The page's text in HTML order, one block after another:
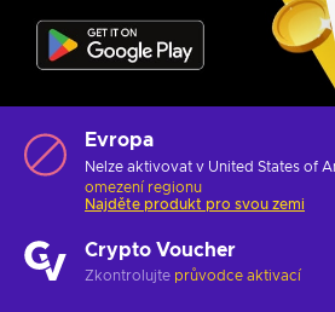
Evropa
Nelze aktivovat v United States of
omezení regionu
Najděte produkt pro svou zemi
Crypto Voucher
Zkontrolujte průvodce aktivací